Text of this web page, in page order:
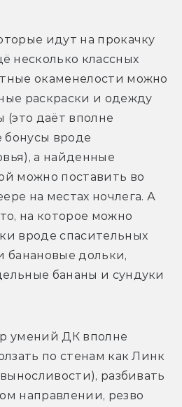
идут на прокачку
несколько классных
окаменелости можно
раскраски и одежду
(это даёт вполне
вроде
а найденные
можно поставить во
на местах ночлега. А
на которое можно
вроде спасительных
банановые дольки,
бананы и сундуки
умений ДК вполне
по стенам как Линк
разбивать
направлении, резво